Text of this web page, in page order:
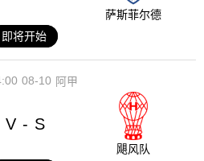
萨斯菲尔德
即将开始
08-10 阿甲
V - S
飓风队